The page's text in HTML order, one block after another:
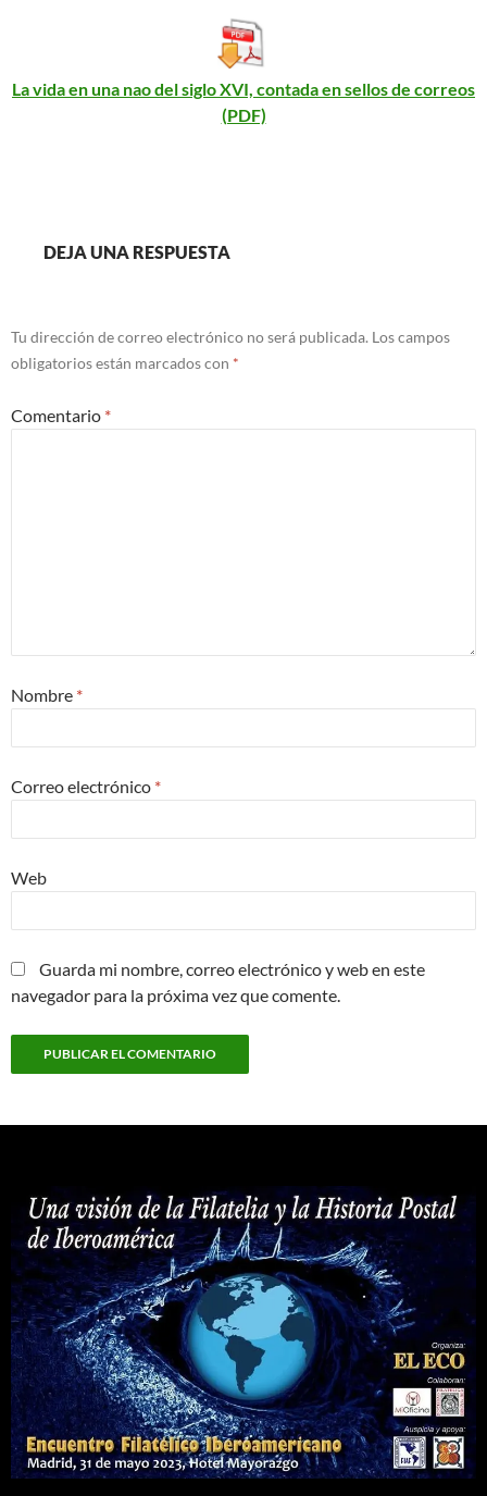
La vida en una nao del siglo XVI, contada en sellos de correos
(PDF)
DEJA UNA RESPUESTA
Tu dirección de correo electrónico no será publicada. Los campos
obligatorios están marcados con *
Comentario *
Nombre *
Correo electrónico *
Web
Guarda mi nombre, correo electrónico y web en este
navegador para la próxima vez que comente.